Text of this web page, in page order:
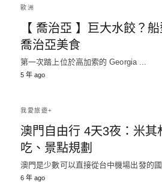
歐洲
【 喬治亞 】巨大水餃？
喬治亞美食
第一次踏上位於高加索的 Georgia ...
5 年 ago
我愛旅遊+
澳門自由行 4天3夜：米其
吃、景點規劃
澳門是少數可以直接從台中機場出發的
6 年 ago